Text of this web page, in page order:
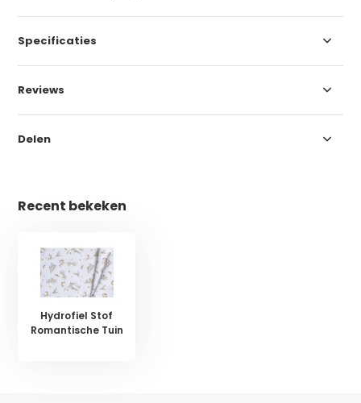
Specificaties
Reviews
Delen
Recent bekeken
Hydrofiel Stof
Romantische Tuin